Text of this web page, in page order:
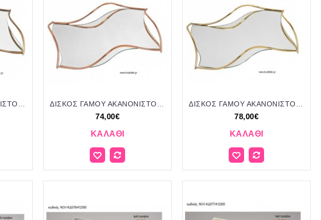
74,00€
ΚΑΛΆΘΙ
78,00€
ΚΑΛΆΘΙ